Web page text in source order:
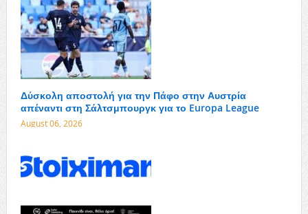
Δύσκολη αποστολή για την Πάφο στην Αυστρία
απέναντι στη Σάλτσμπουργκ για το Europa League
August 06, 2026